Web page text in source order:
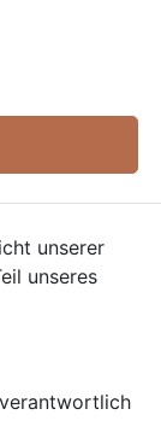
unserer
unseres